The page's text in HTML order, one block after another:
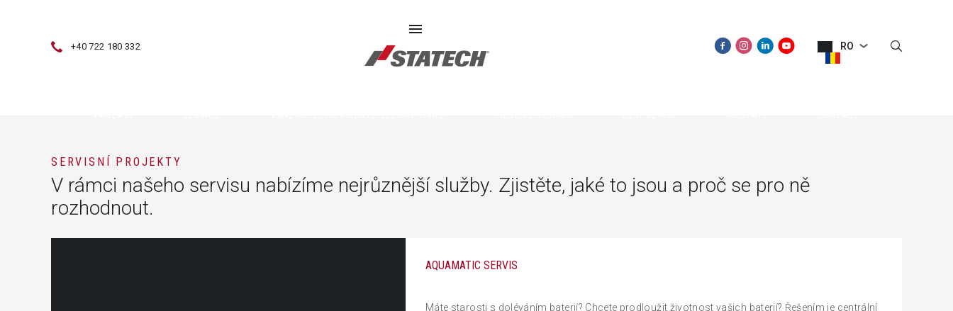
+40 722 180 332 RO
SERVISNÍ PROJEKTY
V rámci našeho servisu nabízíme nejrůznější služby. Zjistěte, jaké to jsou a proč se pro ně
rozhodnout.
AQUAMATIC SERVIS
Máte starosti s doléváním baterií? Chcete prodloužit životnost vašich baterií? Řešením je centrální